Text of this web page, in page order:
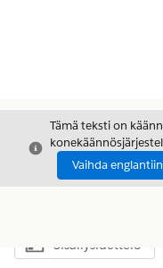
Sulje
Tämä teksti on
Vaihda englantiin
Näytä
Sisällysluettelo